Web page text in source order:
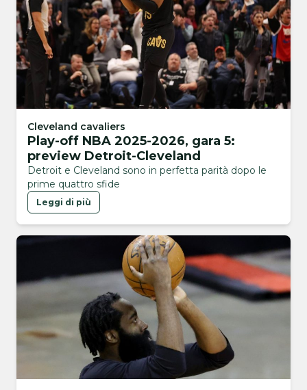
Cleveland cavaliers
Play-off NBA 2025-2026, gara 5:
preview Detroit-Cleveland
Detroit e Cleveland sono in perfetta parità dopo le
prime quattro sfide
Leggi di più